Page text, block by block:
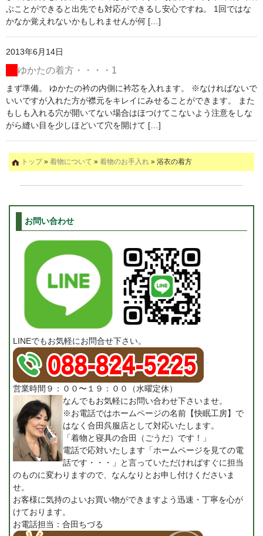
ぶことができると出先でも対応ができるし安心ですね。 1回ではな
かなか覚えれないかもしれませんが何 […]
2013年6月14日
ゆかたの着方・・・・1
まず準備。 ゆかたの衿の内側に衿芯を入れます。 ※なければないで
いいですが入れた方が襟元をキレイにみせることができます。 また
もしも入れる穴が開いてない場合はほつけてこないよう注意をしな
がら縫い目を少しほどいて穴を開けて […]
トップ» 着物について » 着物のお手入れ » 浴衣の着方
お問い合わせ
LINEでもお気軽にお問合せ下さい。
営業時間９：００〜１９：００（水曜定休）
なんでもお気軽にお問い合わせ下さいませ。
※お電話ではホームページの名前【快眠工房】で
はなく合田呉服店として対応いたします。
「着物と寝具の合田（ごうだ）です！」
電話で応対いたします「ホームページを見ての電
話です・・・」と言っていただければすぐに担当
のものに変わりますので、なんなりとお申し付けくださいま
せ。
お客様に気持のよいお買い物ができますよう迅速・丁寧を心が
けております。
お電話担当：合田ちづる